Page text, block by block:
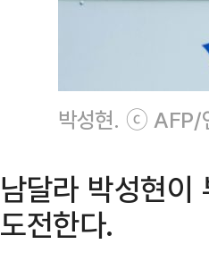
박성현. ⓒ AFP/
남달라 박성현
도전한다.